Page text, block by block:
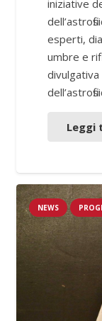
iniziative
esperti,
umbre e
divulgativa
NEWS